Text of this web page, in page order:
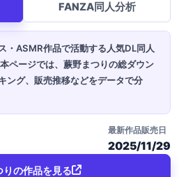
FANZA同人分析
・ASMR作品で活動する人気DL同人
本ページでは、蕨野まつりの総ダウン
ング、販売推移などをデータで分
最新作品販売日
2025/11/29
りの作品を見る